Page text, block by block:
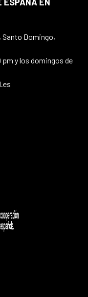
Santo Domingo,
pm y los domingos de